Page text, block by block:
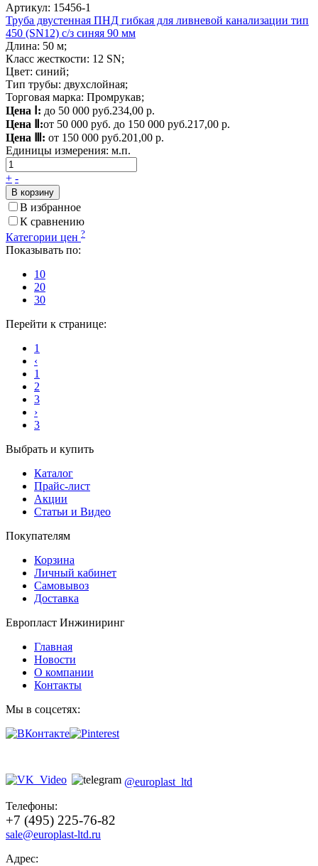
Артикул: 15456-1
Труба двустенная ПНД гибкая для ливневой канализации тип
450 (SN12) с/з синяя 90 мм
Длина: 50 м;
Класс жесткости: 12 SN;
Цвет: синий;
Тип трубы: двухслойная;
Торговая марка: Промрукав;
Цена Ⅰ: до 50 000 руб.234,00 р.
Цена Ⅱ:от 50 000 руб. до 150 000 руб.217,00 р.
Цена Ⅲ: от 150 000 руб.201,00 р.
Единицы измерения: м.п.
+ -
В корзину
В избранное
К сравнению
Категории цен ?
Показывать по:
10
20
30
Перейти к странице:
1
‹
1
2
3
›
3
Выбрать и купить
Каталог
Прайс-лист
Акции
Статьи и Видео
Покупателям
Корзина
Личный кабинет
Самовывоз
Доставка
Европласт Инжиниринг
Главная
Новости
О компании
Контакты
Мы в соцсетях:
@europlast_ltd
Телефоны:
+7 (495) 225-76-82
sale@europlast-ltd.ru
Адрес: